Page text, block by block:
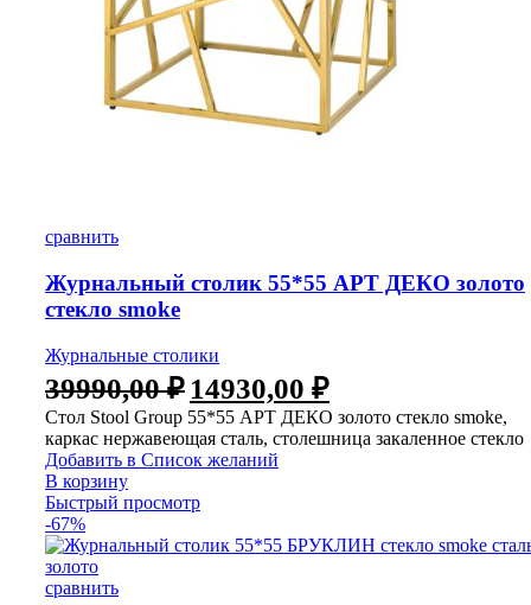
сравнить
Журнальный столик 55*55 АРТ ДЕКО золото
стекло smoke
Журнальные столики
39990,00₽ 14930,00 ₽
Стол Stool Group 55*55 АРТ ДЕКО золото стекло smoke,
каркас нержавеющая сталь, столешница закаленное стекло
Добавить в Список желаний
В корзину
Быстрый просмотр
-67%
сравнить